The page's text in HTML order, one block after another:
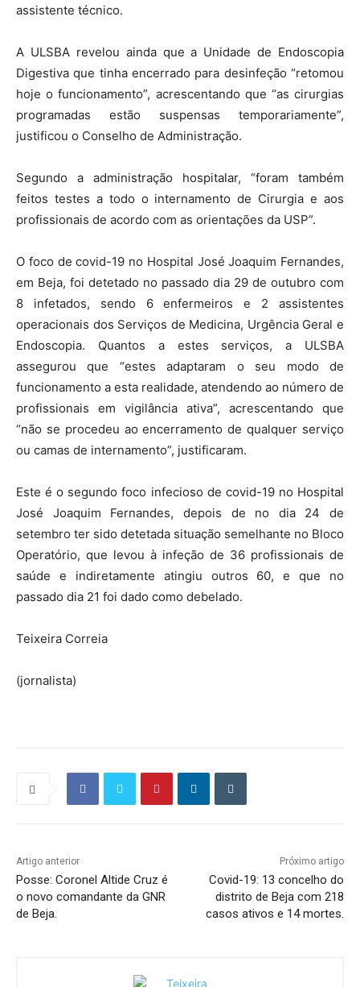
assistente técnico.
A ULSBA revelou ainda que a Unidade de Endoscopia
Digestiva que tinha encerrado para desinfeção “retomou
hoje o funcionamento”, acrescentando que “as cirurgias
programadas estão suspensas temporariamente”,
justificou o Conselho de Administração.
Segundo a administração hospitalar, “foram também
feitos testes a todo o internamento de Cirurgia e aos
profissionais de acordo com as orientações da USP”.
O foco de covid-19 no Hospital José Joaquim Fernandes,
em Beja, foi detetado no passado dia 29 de outubro com
8 infetados, sendo 6 enfermeiros e 2 assistentes
operacionais dos Serviços de Medicina, Urgência Geral e
Endoscopia. Quantos a estes serviços, a ULSBA
assegurou que “estes adaptaram o seu modo de
funcionamento a esta realidade, atendendo ao número de
profissionais em vigilância ativa”, acrescentando que
“não se procedeu ao encerramento de qualquer serviço
ou camas de internamento”, justificaram.
Este é o segundo foco infecioso de covid-19 no Hospital
José Joaquim Fernandes, depois de no dia 24 de
setembro ter sido detetada situação semelhante no Bloco
Operatório, que levou à infeção de 36 profissionais de
saúde e indiretamente atingiu outros 60, e que no
passado dia 21 foi dado como debelado.
Teixeira Correia
(jornalista)
Artigo anterior
Posse: Coronel Altide Cruz é
o novo comandante da GNR
de Beja.
Próximo artigo
Covid-19: 13 concelho do
distrito de Beja com 218
casos ativos e 14 mortes.